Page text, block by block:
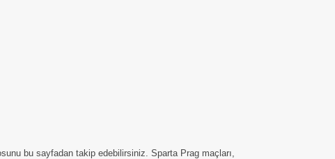
bu sayfadan takip edebilirsiniz. Sparta Prag maçları,